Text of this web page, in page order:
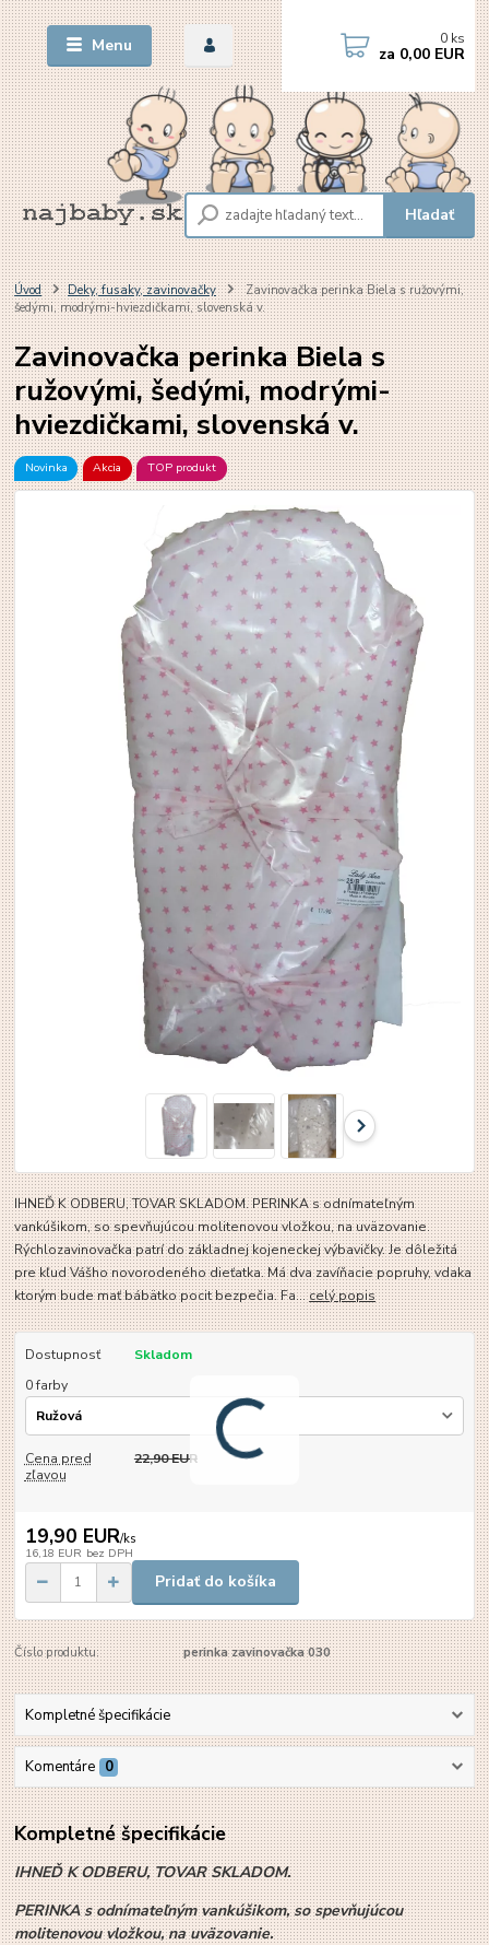
Menu
Hľadať
0 ks
za 0,00 EUR
Úvod Deky, fusaky, zavinovačky
Zavinovačka perinka Biela s ružovými,
šedými, modrými-hviezdičkami, slovenská v.
Zavinovačka perinka Biela s
ružovými, šedými, modrými-
hviezdičkami, slovenská v.
Novinka Akcia TOP produkt
IHNEĎ K ODBERU, TOVAR SKLADOM. PERINKA s odnímateľným
vankúšikom, so spevňujúcou molitenovou vložkou, na uväzovanie.
Rýchlozavinovačka patrí do základnej kojeneckej výbavičky. Je dôležitá
pre kľud Vášho novorodeného dieťatka. Má dva zavíňacie popruhy, vdaka
ktorým bude mať bábätko pocit bezpečia. Fa...celý popis
Dostupnosť
Skladom
0 farby
Cena pred
zľavou
22,90 EUR
19,90 EUR/ks
16,18 EUR bez DPH
Pridať do košíka
Číslo produktu: perinka zavinovačka 030
Kompletné špecifikácie
Komentáre 0
Kompletné špecifikácie
IHNEĎ K ODBERU, TOVAR SKLADOM.
PERINKA s odnímateľným vankúšikom, so spevňujúcou
molitenovou vložkou, na uväzovanie.